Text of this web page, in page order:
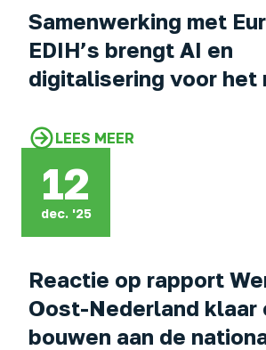
Samenwerking met
EDIH’s brengt AI en
digitalisering voor het
LEES MEER
12
dec. '25
Reactie op rapport
Oost-Nederland klaar
bouwen aan de